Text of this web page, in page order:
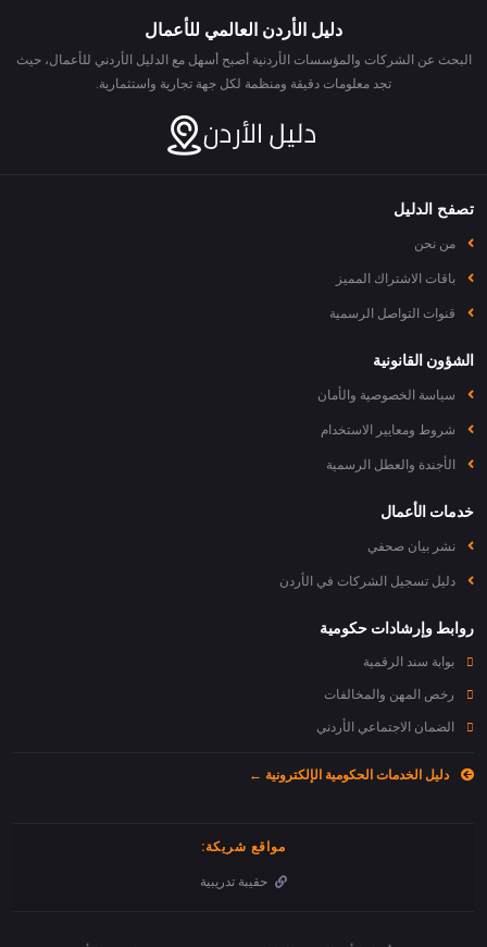
دليل الأردن العالمي للأعمال
البحث عن الشركات والمؤسسات الأردنية أصبح أسهل مع الدليل الأردني للأعمال، حيث
تجد معلومات دقيقة ومنظمة لكل جهة تجارية واستثمارية.
تصفح الدليل
من نحن
باقات الاشتراك المميز
قنوات التواصل الرسمية
الشؤون القانونية
سياسة الخصوصية والأمان
شروط ومعايير الاستخدام
الأجندة والعطل الرسمية
خدمات الأعمال
نشر بيان صحفي
دليل تسجيل الشركات في الأردن
روابط وإرشادات حكومية
بوابة سند الرقمية
رخص المهن والمخالفات
الضمان الاجتماعي الأردني
دليل الخدمات الحكومية الإلكترونية ←
مواقع شريكة:
حقيبة تدريبية